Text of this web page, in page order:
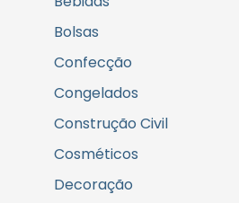
Bolsas
Confecção
Congelados
Construção Civil
Cosméticos
Decoração